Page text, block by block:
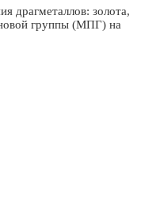
драгметаллов: золота,
группы (МПГ) на